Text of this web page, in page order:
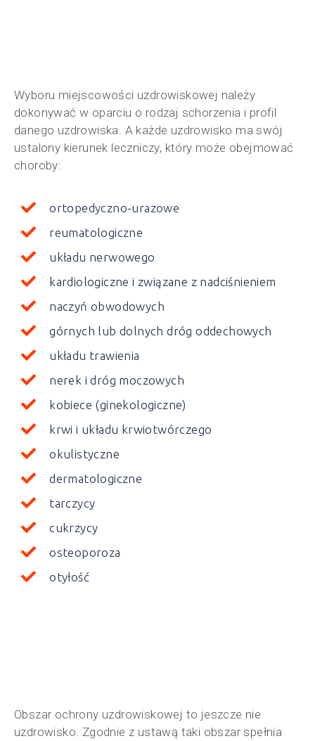
Wyboru miejscowości uzdrowiskowej należy
dokonywać w oparciu o rodzaj schorzenia i profil
danego uzdrowiska. A każde uzdrowisko ma swój
ustalony kierunek leczniczy, który może obejmować
choroby:
ortopedyczno-urazowe
reumatologiczne
układu nerwowego
kardiologiczne i związane z nadciśnieniem
naczyń obwodowych
górnych lub dolnych dróg oddechowych
układu trawienia
nerek i dróg moczowych
kobiece (ginekologiczne)
krwi i układu krwiotwórczego
okulistyczne
dermatologiczne
tarczycy
cukrzycy
osteoporoza
otyłość
Obszar ochrony uzdrowiskowej to jeszcze nie
uzdrowisko. Zgodnie z ustawą taki obszar spełnia